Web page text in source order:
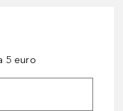
5 euro